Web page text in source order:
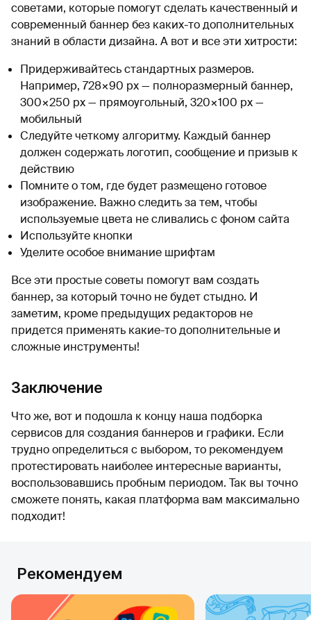
советами, которые помогут сделать качественный и
современный баннер без каких-то дополнительных
знаний в области дизайна. А вот и все эти хитрости:
Придерживайтесь стандартных размеров.
Например, 728×90 px — полноразмерный баннер,
300×250 px — прямоугольный, 320×100 px —
мобильный
Следуйте четкому алгоритму. Каждый баннер
должен содержать логотип, сообщение и призыв к
действию
Помните о том, где будет размещено готовое
изображение. Важно следить за тем, чтобы
используемые цвета не сливались с фоном сайта
Используйте кнопки
Уделите особое внимание шрифтам
Все эти простые советы помогут вам создать
баннер, за который точно не будет стыдно. И
заметим, кроме предыдущих редакторов не
придется применять какие-то дополнительные и
сложные инструменты!
Заключение
Что же, вот и подошла к концу наша подборка
сервисов для создания баннеров и графики. Если
трудно определиться с выбором, то рекомендуем
протестировать наиболее интересные варианты,
воспользовавшись пробным периодом. Так вы точно
сможете понять, какая платформа вам максимально
подходит!
Рекомендуем